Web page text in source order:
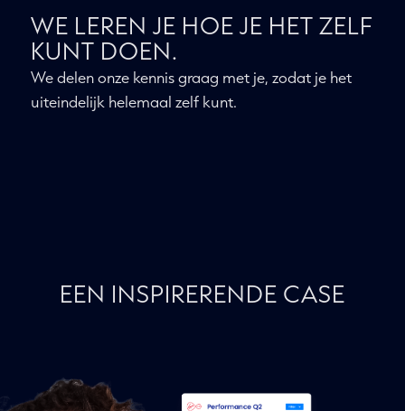
WE LEREN JE HOE JE HET ZELF
KUNT DOEN.
We delen onze kennis graag met je, zodat je het
uiteindelijk helemaal zelf kunt.
EEN INSPIRERENDE CASE